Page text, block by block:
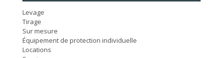
Levage
Tirage
Sur mesure
Équipement de protection individuelle
Locations